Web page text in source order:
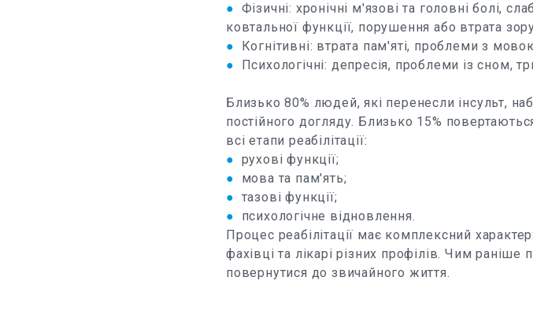
● Фізичні: хронічні м'язові та головні болі,
ковтальної функції, порушення або втрата
●
Когнітивні: втрата пам'яті, проблеми з
●
Психологічні: депресія, проблеми із сном,
Близько 80% людей, які перенесли інсульт,
постійного догляду. Близько 15%
всі етапи реабілітації:
● рухові функції;
●
мова та пам'ять;
● тазові функції;
●
психологічне відновлення.
Процес реабілітації має комплексний
фахівці та лікарі різних профілів. Чим
повернутися до звичайного життя.